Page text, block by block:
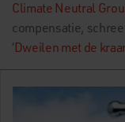
Climate Neutral
compensatie,
‘Dweilen met de